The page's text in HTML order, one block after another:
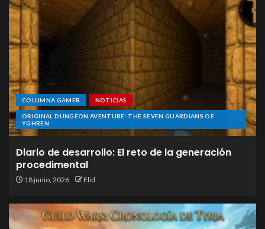
COLUMNA GAMER NOTICIAS
ORIGINAL DUNGEON AVENTURE: THE SEVEN GUARDIANS OF
YGHREN
Diario de desarrollo: El reto de la generación
procedimental
18 junio, 2026 Elid